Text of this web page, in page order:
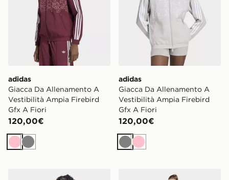
adidas
Giacca Da Allenamento A
Vestibilità Ampia Firebird
Gfx A Fiori
120,00€
RosaGrigio
adidas
Giacca Da Allenamento A
Vestibilità Ampia Firebird
Gfx A Fiori
120,00€
GrigioRosa
adidas Iconica Giacca Da Allenamento In Tessuto Con
adidas Tuta Lazyday